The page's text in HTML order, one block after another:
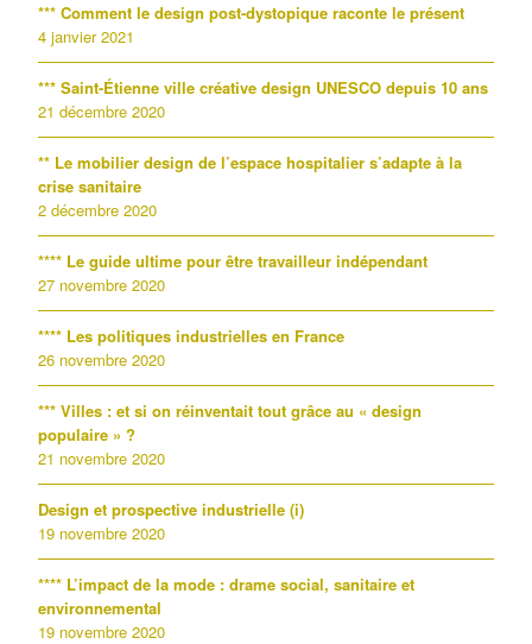
*** Comment le design post-dystopique raconte le présent
4 janvier 2021
*** Saint-Étienne ville créative design UNESCO depuis 10 ans
21 décembre 2020
** Le mobilier design de l’espace hospitalier s’adapte à la
crise sanitaire
2 décembre 2020
**** Le guide ultime pour être travailleur indépendant
27 novembre 2020
**** Les politiques industrielles en France
26 novembre 2020
*** Villes : et si on réinventait tout grâce au « design
populaire » ?
21 novembre 2020
Design et prospective industrielle (i)
19 novembre 2020
**** L’impact de la mode : drame social, sanitaire et
environnemental
19 novembre 2020